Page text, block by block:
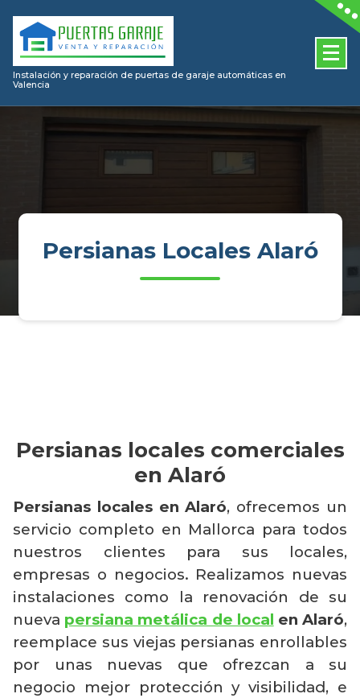
content
Instalación y reparación de puertas de garaje automáticas en
Valencia
Persianas Locales Alaró
Persianas locales comerciales
en Alaró
Persianas locales en Alaró, ofrecemos un
servicio completo en Mallorca para todos
nuestros clientes para sus locales,
empresas o negocios. Realizamos nuevas
instalaciones como la renovación de su
nueva persiana metálica de local en Alaró,
reemplace sus viejas persianas enrollables
por unas nuevas que ofrezcan a su
negocio mejor protección y visibilidad, e